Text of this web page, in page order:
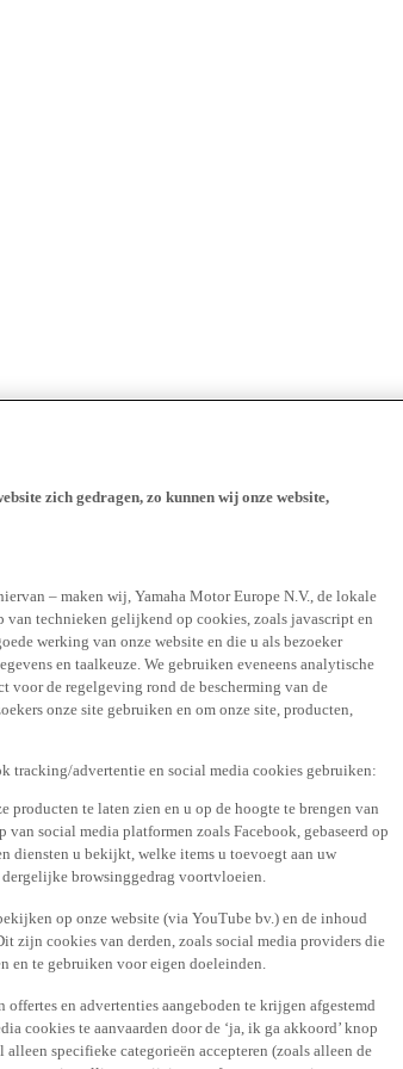
zich gedragen, zo kunnen wij onze website,
– maken wij, Yamaha Motor Europe N.V., de lokale
technieken gelijkend op cookies, zoals javascript en
werking van onze website en die u als bezoeker
en taalkeuze. We gebruiken eveneens analytische
voor de regelgeving rond de bescherming van de
onze site gebruiken en om onze site, producten,
tracking/advertentie en social media cookies gebruiken:
te laten zien en u op de hoogte te brengen van
social media platformen zoals Facebook, gebaseerd op
diensten u bekijkt, welke items u toevoegt aan uw
browsinggedrag voortvloeien.
op onze website (via YouTube bv.) en de inhoud
zijn cookies van derden, zoals social media providers die
en te gebruiken voor eigen doeleinden.
en advertenties aangeboden te krijgen afgestemd
cookies te aanvaarden door de ‘ja, ik ga akkoord’ knop
specifieke categorieën accepteren (zoals alleen de